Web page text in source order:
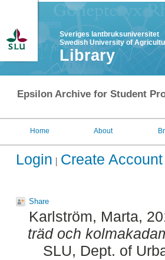
Sveriges lantbruksuniversitet
Swedish University of
Library
Epsilon Archive for Student
Home About
Login Create Account
Share
Karlström, Marta,
träd och
SLU, Dept. of